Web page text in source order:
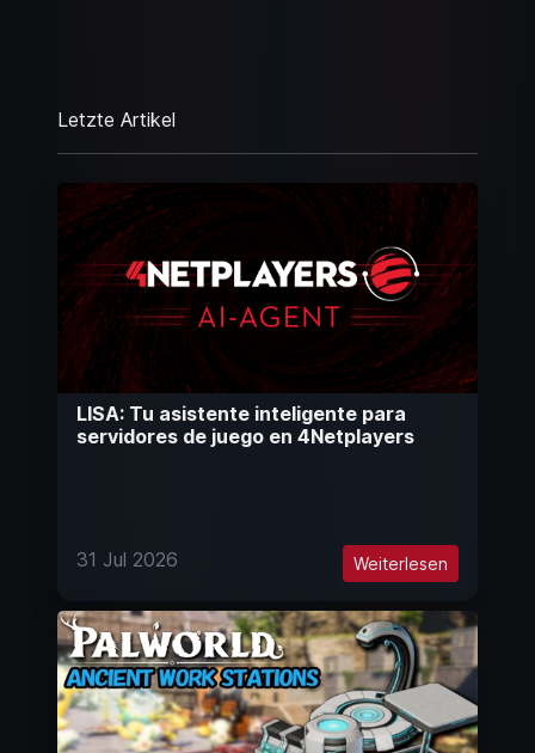
Letzte Artikel
LISA: Tu asistente inteligente para
servidores de juego en 4Netplayers
31 Jul 2026 Weiterlesen